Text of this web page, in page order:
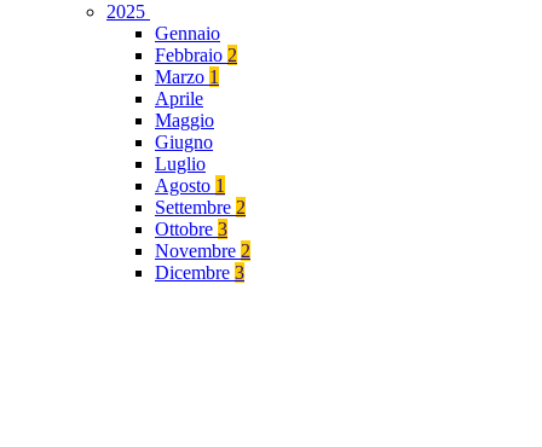
2025
Gennaio
Febbraio 2
Marzo 1
Aprile
Maggio
Giugno
Luglio
Agosto 1
Settembre 2
Ottobre 3
Novembre 2
Dicembre 3